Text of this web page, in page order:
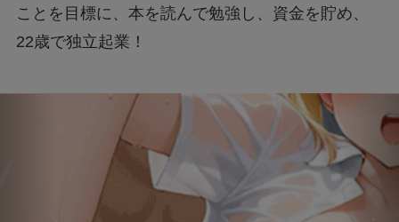
ことを目標に、本を読んで勉強し、資金を貯め、
22歳で独立起業！
その決断が、現在の成功につながっていきます。